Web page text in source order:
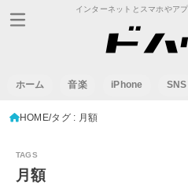
インターネットとスマホやア
ホーム 音楽 iPhone SNS
HOME タグ : 月額
月額